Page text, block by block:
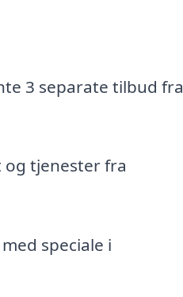
3 separate tilbud fra
tjenester fra
speciale i